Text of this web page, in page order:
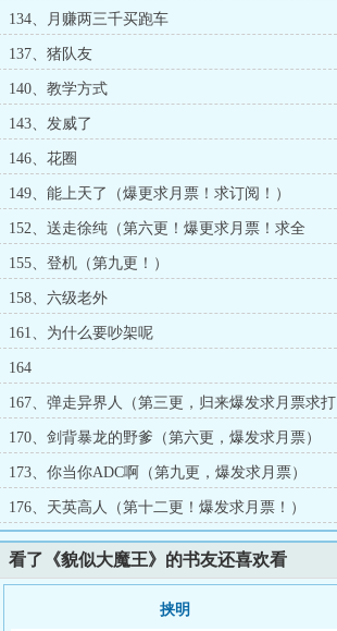
134、月赚两三千买跑车
137、猪队友
140、教学方式
143、发威了
146、花圈
149、能上天了（爆更求月票！求订阅！）
152、送走徐纯（第六更！爆更求月票！求全
订！）
155、登机（第九更！）
158、六级老外
161、为什么要吵架呢
164
167、弹走异界人（第三更，归来爆发求月票求打
赏 ）
170、剑背暴龙的野爹（第六更，爆发求月票）
173、你当你ADC啊（第九更，爆发求月票）
176、天英高人（第十二更！爆发求月票！）
看了《貌似大魔王》的书友还喜欢看
挟明